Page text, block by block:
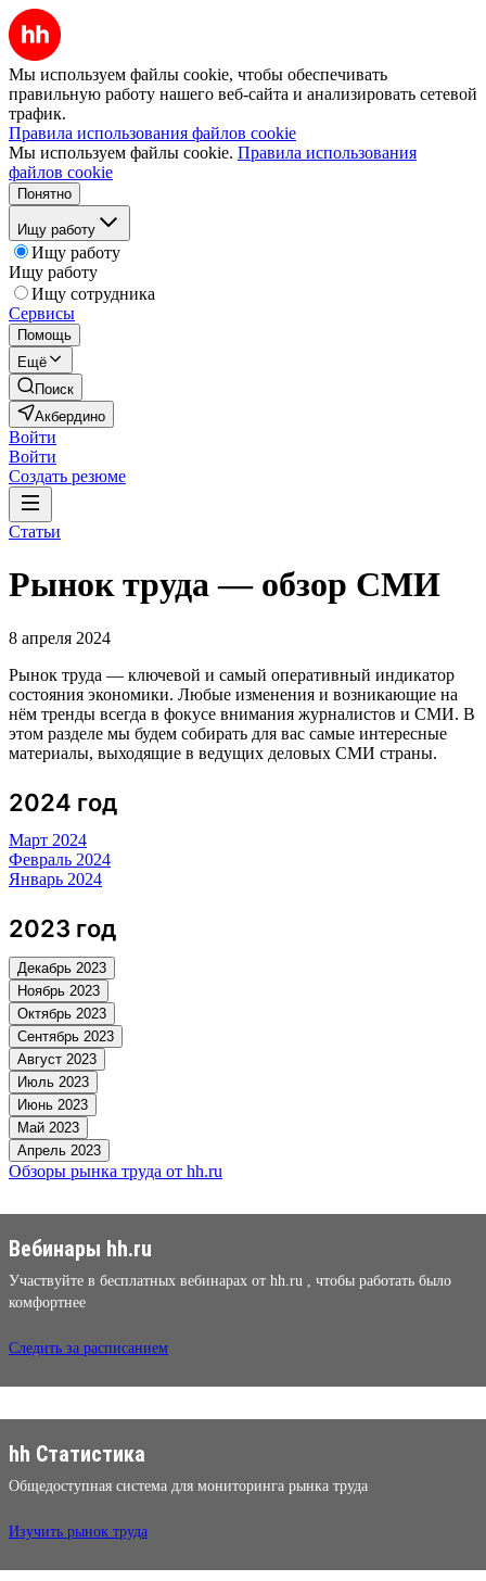
Мы используем файлы cookie, чтобы обеспечивать
правильную работу нашего веб-сайта и анализировать сетевой
трафик.
Правила использования файлов cookie
Мы используем файлы cookie. Правила использования
файлов cookie
Понятно
Ищу работу
Ищу работу
Ищу работу
Ищу сотрудника
Сервисы
Помощь
Ещё
Поиск
Акбердино
Войти
Войти
Создать резюме
Статьи
Рынок труда — обзор СМИ
8 апреля 2024
Рынок труда — ключевой и самый оперативный индикатор
состояния экономики. Любые изменения и возникающие на
нём тренды всегда в фокусе внимания журналистов и СМИ. В
этом разделе мы будем собирать для вас самые интересные
материалы, выходящие в ведущих деловых СМИ страны.
2024 год
Март 2024
Февраль 2024
Январь 2024
2023 год
Декабрь 2023
Ноябрь 2023
Октябрь 2023
Сентябрь 2023
Август 2023
Июль 2023
Июнь 2023
Май 2023
Апрель 2023
Обзоры рынка труда от hh.ru
Вебинары hh.ru
Участвуйте в бесплатных вебинарах от hh.ru , чтобы работать было
комфортнее
Следить за расписанием
hh Статистика
Общедоступная система для мониторинга рынка труда
Изучить рынок труда